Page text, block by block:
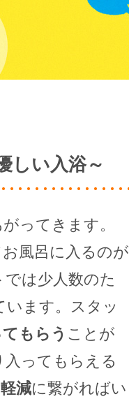
しい入浴～
ってきます。
風呂に入るのが
は少人数のた
ます。スタッ
もらう ことが
ってもらえる
減に繋がればい